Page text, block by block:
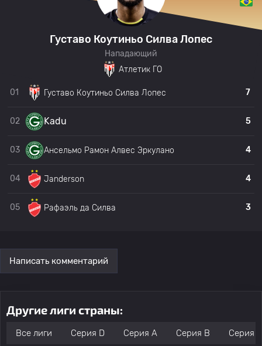
Густаво Коутиньо Силва Лопес
Нападающий
Атлетик ГО
01 Густаво Коутиньо Силва Лопес 7
02 Kadu 5
03 Ансельмо Рамон Алвес Эркулано 4
04 Janderson 4
05 Рафаэль да Силва 3
Написать комментарий
Другие лиги страны:
Все лиги Серия D Серия А Серия B Серия C